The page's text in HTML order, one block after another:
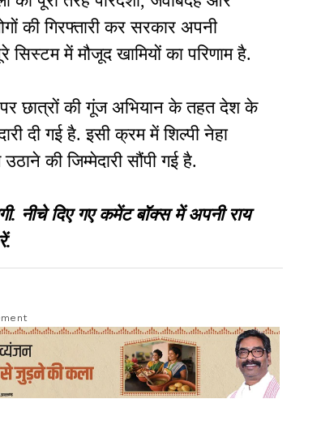
की गिरफ्तारी कर सरकार अपनी
में मौजूद खामियों का परिणाम है.
छात्रों की गूंज अभियान के तहत देश के
दी गई है. इसी क्रम में शिल्पी नेहा
की जिम्मेदारी सौंपी गई है.
दिए गए कमेंट बॉक्स में अपनी राय